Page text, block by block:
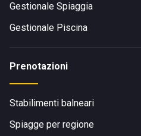
Gestionale Spiaggia
Gestionale Piscina
Prenotazioni
Stabilimenti balneari
Spiagge per regione